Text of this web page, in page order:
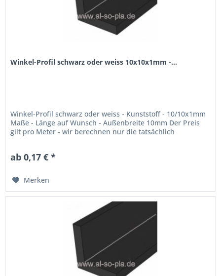
Winkel-Profil schwarz oder weiss 10x10x1mm -...
Winkel-Profil schwarz oder weiss - Kunststoff - 10/10x1mm
Maße - Länge auf Wunsch - Außenbreite 10mm Der Preis
gilt pro Meter - wir berechnen nur die tatsächlich
ab 0,17 € *
Merken